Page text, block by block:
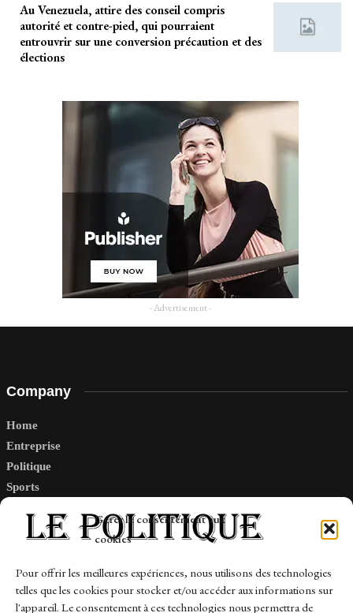
Gérer le consentement aux
cookies
Pour offrir les meilleures expériences, nous utilisons des technologies
telles que les cookies pour stocker et/ou accéder aux informations sur
l'appareil. Le consentement à ces technologies nous permettra de
Au Venezuela, attire des conseil compris
autorité et contre-pied, qui pourraient
entrouvrir sur une conversion précaution et des
élections
- Advertisement -
Company
Home
Entreprise
Politique
Sports
Links